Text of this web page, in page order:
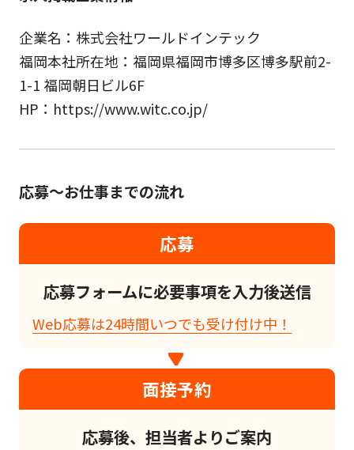
企業名：株式会社ワールドインテック
福岡本社所在地：福岡県福岡市博多区博多駅前2-
1-1 福岡朝日ビル6F
HP：https://www.witc.co.jp/
応募～お仕事までの流れ
応募
応募フォームに必要事項を入力後送信
Web応募は24時間いつでも受け付け中！
面接予約
応募後、担当者よりご案内